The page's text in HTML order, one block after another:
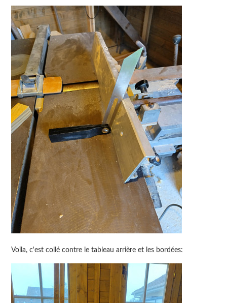
Voila, c'est collé contre le tableau arrière et les bordées: